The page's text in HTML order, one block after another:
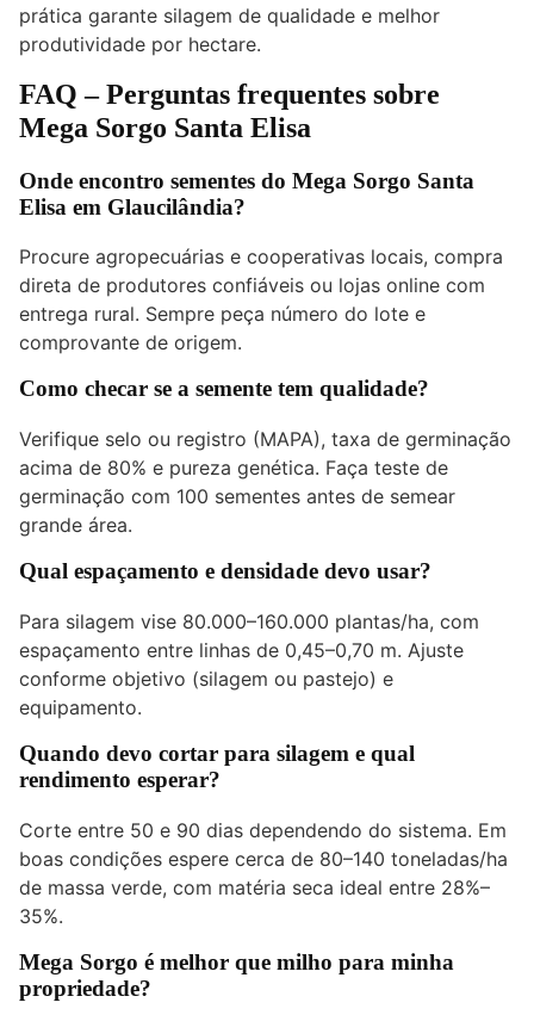
prática garante silagem de qualidade e melhor
produtividade por hectare.
FAQ – Perguntas frequentes sobre
Mega Sorgo Santa Elisa
Onde encontro sementes do Mega Sorgo Santa
Elisa em Glaucilândia?
Procure agropecuárias e cooperativas locais, compra
direta de produtores confiáveis ou lojas online com
entrega rural. Sempre peça número do lote e
comprovante de origem.
Como checar se a semente tem qualidade?
Verifique selo ou registro (MAPA), taxa de germinação
acima de 80% e pureza genética. Faça teste de
germinação com 100 sementes antes de semear
grande área.
Qual espaçamento e densidade devo usar?
Para silagem vise 80.000–160.000 plantas/ha, com
espaçamento entre linhas de 0,45–0,70 m. Ajuste
conforme objetivo (silagem ou pastejo) e
equipamento.
Quando devo cortar para silagem e qual
rendimento esperar?
Corte entre 50 e 90 dias dependendo do sistema. Em
boas condições espere cerca de 80–140 toneladas/ha
de massa verde, com matéria seca ideal entre 28%–
35%.
Mega Sorgo é melhor que milho para minha
propriedade?